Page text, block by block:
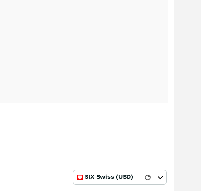
SIX Swiss (USD)